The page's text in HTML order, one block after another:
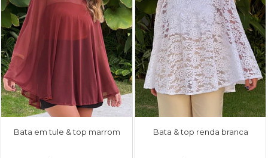
Bata em tule & top marrom Bata & top renda branca